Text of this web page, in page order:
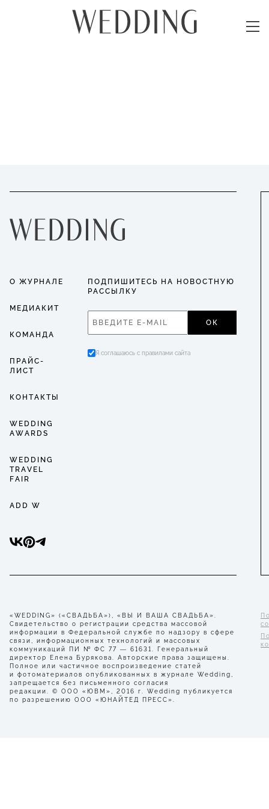
О ЖУРНАЛЕ
МЕДИАКИТ
КОМАНДА
ПРАЙС-
ЛИСТ
КОНТАКТЫ
WEDDING
AWARDS
WEDDING
TRAVEL
FAIR
ADD W
ПОДПИШИТЕСЬ НА НОВОСТНУЮ
РАССЫЛКУ
ОК
Я соглашаюсь с правилами сайта
«WEDDING» («СВАДЬБА»), «ВЫ И ВАША СВАДЬБА».
Свидетельство о регистрации средства массовой
информации в Федеральной службе по надзору в сфере
связи, информационных технологий и массовых
коммуникаций ПИ № ФС 77 — 61631. Генеральный
директор Елена Бурякова. Авторские права защищены.
Полное или частичное воспроизведение статей
и фотоматериалов опубликованных в журнале Wedding,
запрещается без письменного согласия
редакции. © ООО «ЮВМ», 2016 г. Wedding публикуется
по разрешению ООО «ЮНАЙТЕД ПРЕСС».